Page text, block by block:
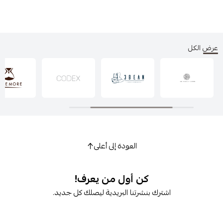
عرض الكل
العودة إلى أعلى
كن أول من يعرف!
اشترك بنشرتنا البريدية ليصلك كل جديد.